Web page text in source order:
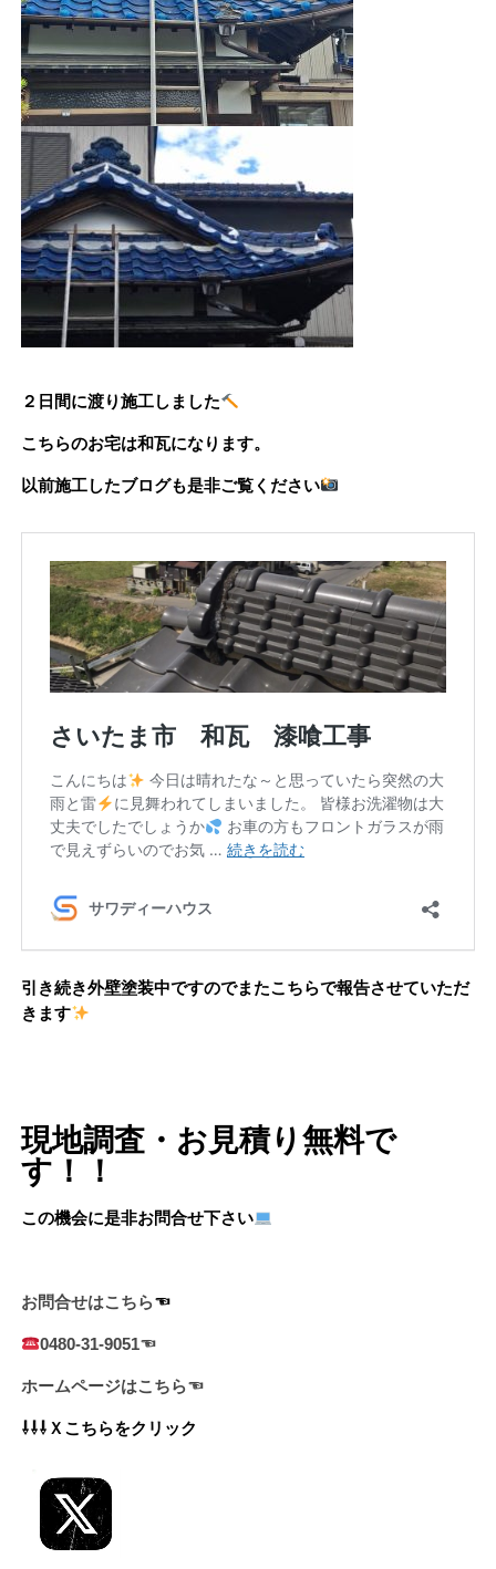
２日間に渡り施工しました
こちらのお宅は和瓦になります。
以前施工したブログも是非ご覧ください
引き続き外壁塗装中ですのでまたこちらで報告させていただ
きます
現地調査・お見積り無料で
す！！
この機会に是非お問合せ下さい
お問合せはこちら☜
0480-31-9051☜
ホームページはこちら☜
⇩⇩⇩Ｘこちらをクリック